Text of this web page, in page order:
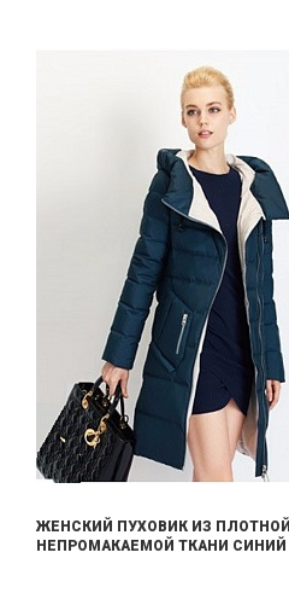
ЖЕНСКИЙ ПУХОВИК ИЗ ПЛОТНОЙ
НЕПРОМАКАЕМОЙ ТКАНИ СИНИЙ